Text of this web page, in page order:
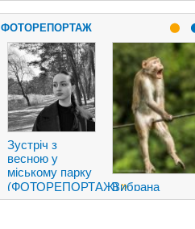
ФОТОРЕПОРТАЖ
Зустріч з
весною у
міському парку
(ФОТОРЕПОРТАЖ)»
Вибрана
найсмішніша